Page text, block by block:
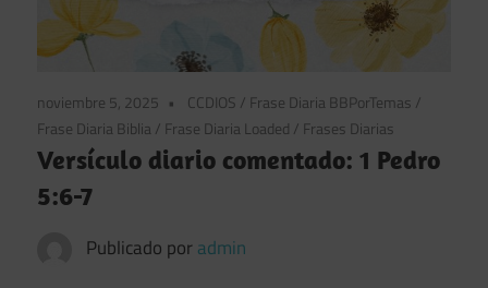
noviembre 5, 2025 CCDIOS / Frase Diaria BBPorTemas /
Frase Diaria Biblia / Frase Diaria Loaded / Frases Diarias
Versículo diario comentado: 1 Pedro
5:6-7
Publicado por admin